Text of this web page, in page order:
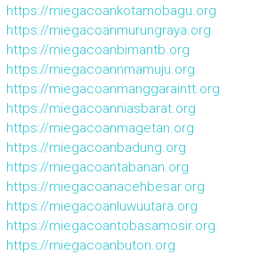
https://miegacoankotamobagu.org
https://miegacoanmurungraya.org
https://miegacoanbimantb.org
https://miegacoannmamuju.org
https://miegacoanmanggaraintt.org
https://miegacoanniasbarat.org
https://miegacoanmagetan.org
https://miegacoanbadung.org
https://miegacoantabanan.org
https://miegacoanacehbesar.org
https://miegacoanluwuutara.org
https://miegacoantobasamosir.org
https://miegacoanbuton.org